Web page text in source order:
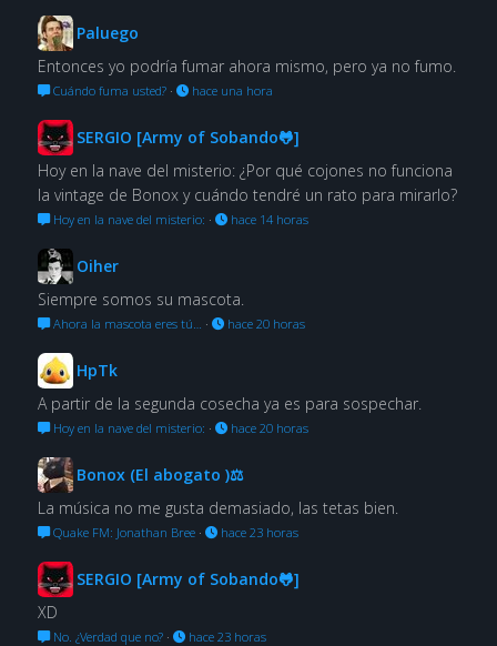
Paluego
Entonces yo podría fumar ahora mismo, pero ya no fumo.
Cuándo fuma usted?· hace una hora
SERGIO [Army of Sobando🐸]
Hoy en la nave del misterio: ¿Por qué cojones no funciona
la vintage de Bonox y cuándo tendré un rato para mirarlo?
Hoy en la nave del misterio: · hace 14 horas
Oiher
Siempre somos su mascota.
Ahora la mascota eres tú… · hace 20 horas
HpTk
A partir de la segunda cosecha ya es para sospechar.
Hoy en la nave del misterio: · hace 20 horas
Bonox (El abogato )⚖
La música no me gusta demasiado, las tetas bien.
Quake FM: Jonathan Bree· hace 23 horas
SERGIO [Army of Sobando🐸]
XD
No. ¿Verdad que no?· hace 23 horas